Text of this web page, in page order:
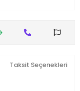
Taksit Seçenekleri